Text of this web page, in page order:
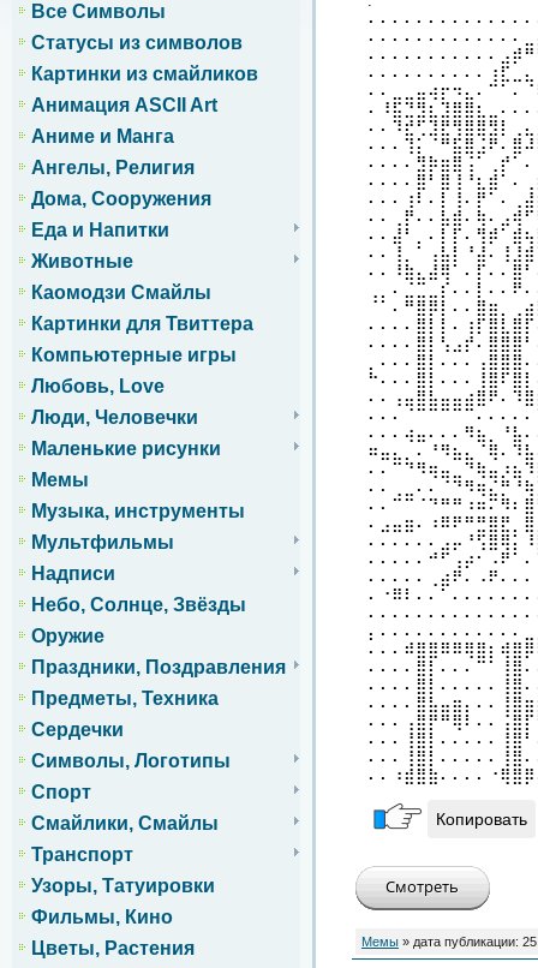
Все Символы
Статусы из символов
Картинки из смайликов
Анимация ASCII Art
Аниме и Манга
Ангелы, Религия
Дома, Сооружения
Еда и Напитки
Животные
Каомодзи Смайлы
Картинки для Твиттера
Компьютерные игры
Любовь, Love
Люди, Человечки
Маленькие рисунки
Мемы
Музыка, инструменты
Мультфильмы
Надписи
Небо, Солнце, Звёзды
Оружие
Праздники, Поздравления
Предметы, Техника
Сердечки
Символы, Логотипы
Спорт
Смайлики, Смайлы
Транспорт
Узоры, Татуировки
Фильмы, Кино
Цветы, Растения
Копировать
Мемы » дата публикации: